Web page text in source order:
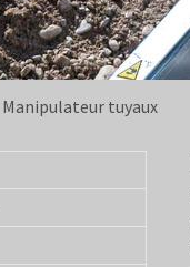
Manipulateur tuyaux